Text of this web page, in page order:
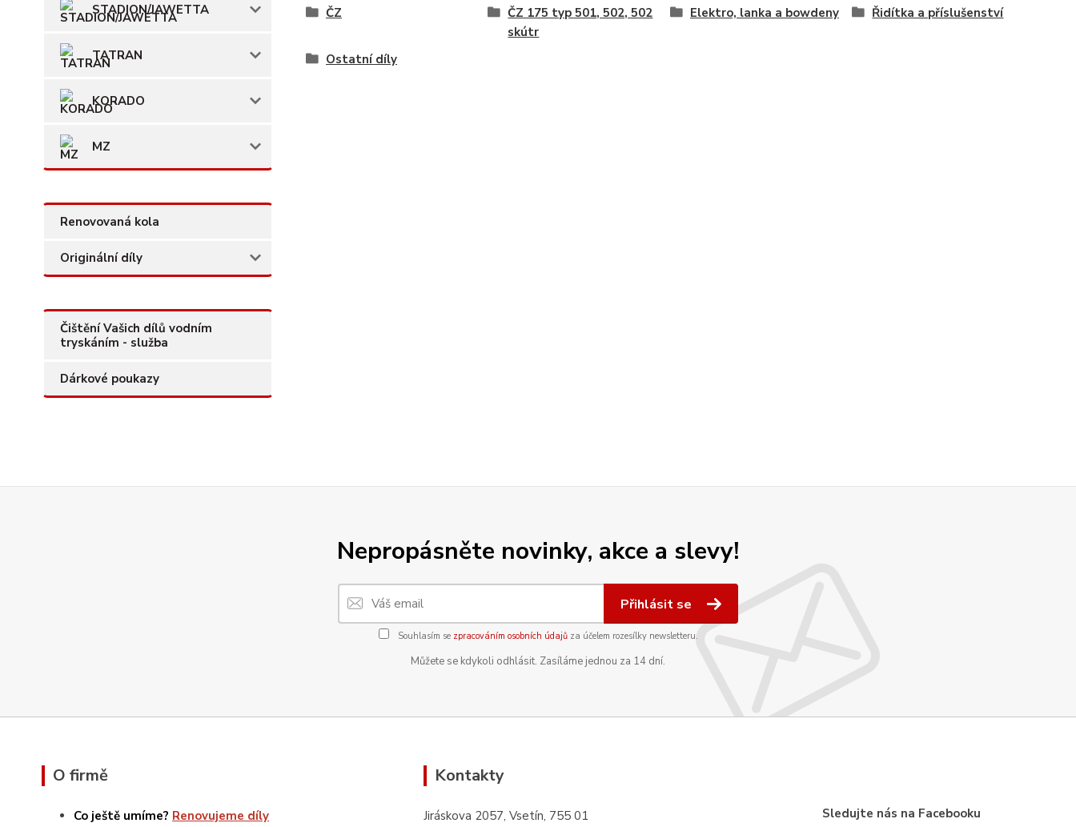
STADION/JAWETTA
TATRAN
KORADO
MZ
Renovovaná kola
Originální díly
Čištění Vašich dílů vodním
tryskáním - služba
Dárkové poukazy
ČZ
ČZ 175 typ 501, 502, 502
skútr
Elektro, lanka a bowdeny Řidítka a příslušenství
Ostatní díly
Nepropásněte novinky, akce a slevy!
Přihlásit se
Souhlasím se zpracováním osobních údajůza účelem rozesílky newsletteru.
Můžete se kdykoli odhlásit. Zasíláme jednou za 14 dní.
O firmě
Co ještě umíme? Renovujeme díly
Kontakty
Jiráskova 2057, Vsetín, 755 01 Sledujte nás na Facebooku